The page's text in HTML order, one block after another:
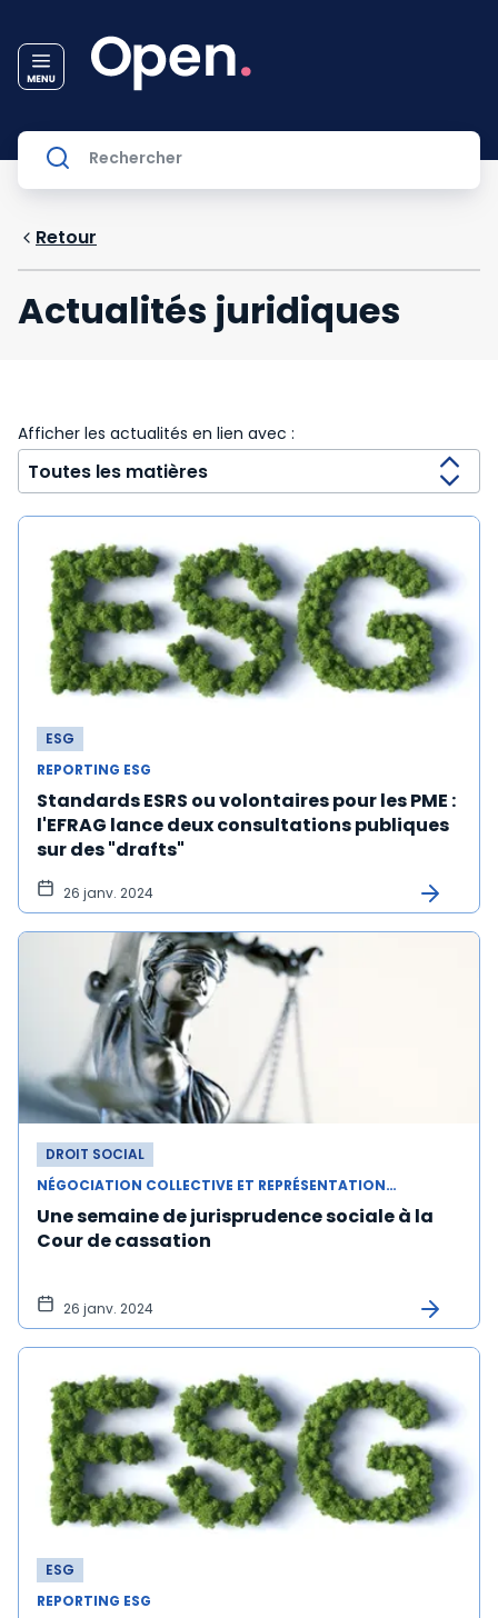
Retour
Actualités juridiques
Afficher les actualités en lien avec :
ESG
REPORTING ESG
Standards ESRS ou volontaires pour les PME :
l'EFRAG lance deux consultations publiques
sur des "drafts"
26 janv. 2024
DROIT SOCIAL
NÉGOCIATION COLLECTIVE ET REPRÉSENTATION DU PERSONNEL
Une semaine de jurisprudence sociale à la
Cour de cassation
26 janv. 2024
ESG
REPORTING ESG